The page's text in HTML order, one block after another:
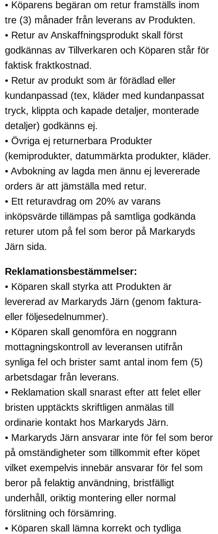
• Köparens begäran om retur framställs inom
tre (3) månader från leverans av Produkten.
• Retur av Anskaffningsprodukt skall först
godkännas av Tillverkaren och Köparen står för
faktisk fraktkostnad.
• Retur av produkt som är förädlad eller
kundanpassad (tex, kläder med kundanpassat
tryck, klippta och kapade detaljer, monterade
detaljer) godkänns ej.
• Övriga ej returnerbara Produkter
(kemiprodukter, datummärkta produkter, kläder.
• Avbokning av lagda men ännu ej levererade
orders är att jämställa med retur.
• Ett returavdrag om 20% av varans
inköpsvärde tillämpas på samtliga godkända
returer utom på fel som beror på Markaryds
Järn sida.
Reklamationsbestämmelser:
• Köparen skall styrka att Produkten är
levererad av Markaryds Järn (genom faktura-
eller följesedelnummer).
• Köparen skall genomföra en noggrann
mottagningskontroll av leveransen utifrån
synliga fel och brister samt antal inom fem (5)
arbetsdagar från leverans.
• Reklamation skall snarast efter att felet eller
bristen upptäckts skriftligen anmälas till
ordinarie kontakt hos Markaryds Järn.
• Markaryds Järn ansvarar inte för fel som beror
på omständigheter som tillkommit efter köpet
vilket exempelvis innebär ansvarar för fel som
beror på felaktig användning, bristfälligt
underhåll, oriktig montering eller normal
förslitning och försämring.
• Köparen skall lämna korrekt och tydliga